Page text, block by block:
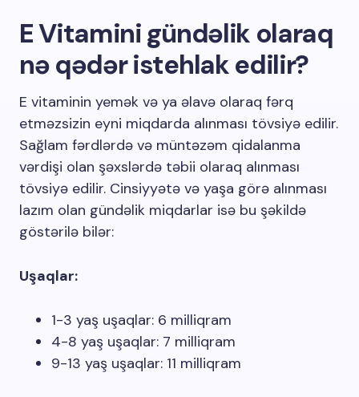
E Vitamini gündəlik olaraq
nə qədər istehlak edilir?
E vitaminin yemək və ya əlavə olaraq fərq
etməzsizin eyni miqdarda alınması tövsiyə edilir.
Sağlam fərdlərdə və müntəzəm qidalanma
vərdişi olan şəxslərdə təbii olaraq alınması
tövsiyə edilir. Cinsiyyətə və yaşa görə alınması
lazım olan gündəlik miqdarlar isə bu şəkildə
göstərilə bilər:
Uşaqlar:
1-3 yaş uşaqlar: 6 milliqram
4-8 yaş uşaqlar: 7 milliqram
9-13 yaş uşaqlar: 11 milliqram